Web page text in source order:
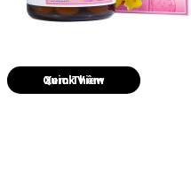
Quick View